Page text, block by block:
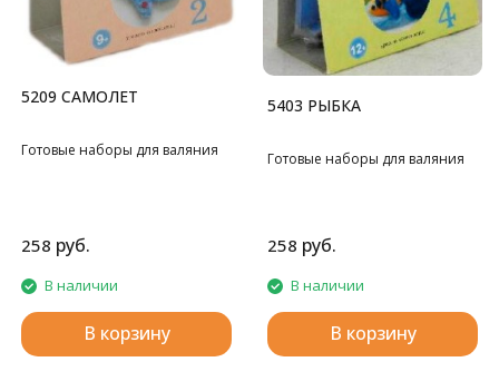
5209 САМОЛЕТ
Готовые наборы для валяния
258 руб.
В наличии
В корзину
5403 РЫБКА
Готовые наборы для валяния
258 руб.
В наличии
В корзину